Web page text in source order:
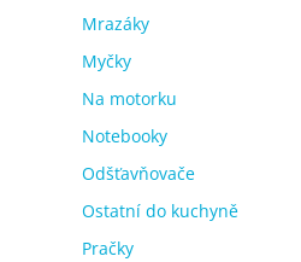
Mrazáky
Myčky
Na motorku
Notebooky
Odšťavňovače
Ostatní do kuchyně
Pračky